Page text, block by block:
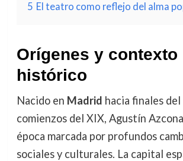
5 El teatro como reflejo del alma
Orígenes y contexto
histórico
Nacido en Madrid hacia finales
comienzos del XIX, Agustín
época marcada por profundos
sociales y culturales. La capital